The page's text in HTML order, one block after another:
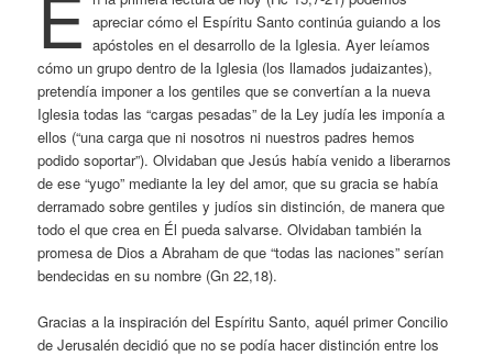
apreciar cómo el Espíritu Santo continúa guiando a los
apóstoles en el desarrollo de la Iglesia. Ayer leíamos
cómo un grupo dentro de la Iglesia (los llamados judaizantes),
pretendía imponer a los gentiles que se convertían a la nueva
Iglesia todas las “cargas pesadas” de la Ley judía les imponía a
ellos (“una carga que ni nosotros ni nuestros padres hemos
podido soportar”). Olvidaban que Jesús había venido a liberarnos
de ese “yugo” mediante la ley del amor, que su gracia se había
derramado sobre gentiles y judíos sin distinción, de manera que
todo el que crea en Él pueda salvarse. Olvidaban también la
promesa de Dios a Abraham de que “todas las naciones” serían
bendecidas en su nombre (Gn 22,18).
Gracias a la inspiración del Espíritu Santo, aquél primer Concilio
de Jerusalén decidió que no se podía hacer distinción entre los